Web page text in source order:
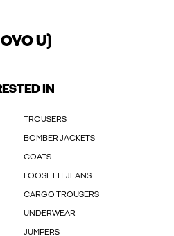
U)
IN
TROUSERS
BOMBER JACKETS
COATS
LOOSE FIT JEANS
CARGO TROUSERS
UNDERWEAR
JUMPERS